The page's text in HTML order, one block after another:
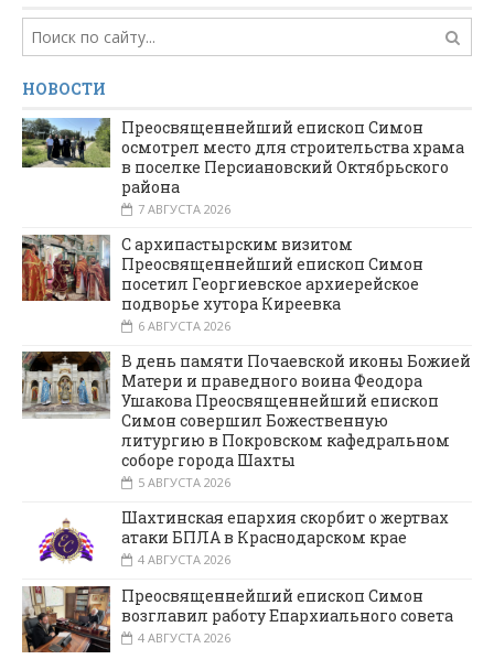
НОВОСТИ
Преосвященнейший епископ Симон
осмотрел место для строительства храма
в поселке Персиановский Октябрьского
района
7 АВГУСТА 2026
С архипастырским визитом
Преосвященнейший епископ Симон
посетил Георгиевское архиерейское
подворье хутора Киреевка
6 АВГУСТА 2026
В день памяти Почаевской иконы Божией
Матери и праведного воина Феодора
Ушакова Преосвященнейший епископ
Симон совершил Божественную
литургию в Покровском кафедральном
соборе города Шахты
5 АВГУСТА 2026
Шахтинская епархия скорбит о жертвах
атаки БПЛА в Краснодарском крае
4 АВГУСТА 2026
Преосвященнейший епископ Симон
возглавил работу Епархиального совета
4 АВГУСТА 2026